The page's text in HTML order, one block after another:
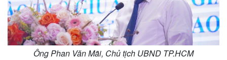
Ông Phan Văn Mãi, Chủ tịch UBND TP.HCM